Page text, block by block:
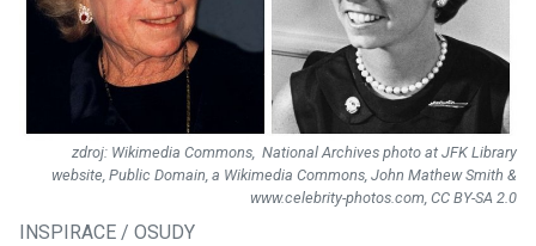
Wikimedia Commons, National Archives photo at JFK Library
website, Public Domain, a Wikimedia Commons, John Mathew Smith &
www.celebrity-photos.com, CC BY-SA 2.0
INSPIRACE / OSUDY